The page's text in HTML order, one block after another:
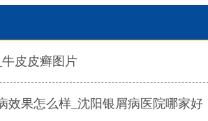
皮皮癣图片
效果怎么样_沈阳银屑病医院哪家好